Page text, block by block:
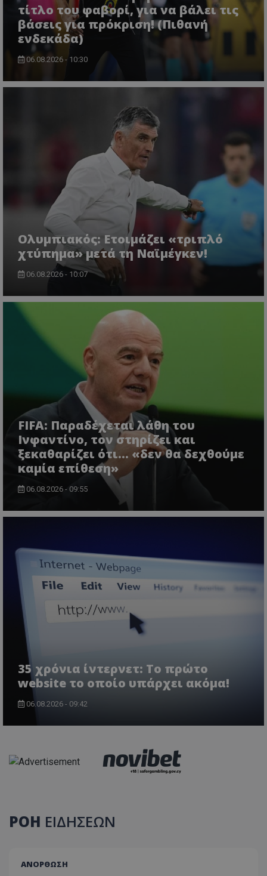
τίτλο του φαβορί, για να βάλει τις
βάσεις για πρόκριση! (Πιθανή
ενδεκάδα)
06.08.2026 - 10:30
Ολυμπιακός: Ετοιμάζει «τριπλό
χτύπημα» μετά τη Ναϊμέγκεν!
06.08.2026 - 10:07
FIFA: Παραδέχεται λάθη του
Ινφαντίνο, τον στηρίζει και
ξεκαθαρίζει ότι... «δεν θα δεχθούμε
καμία επίθεση»
06.08.2026 - 09:55
35 χρόνια ίντερνετ: Το πρώτο
website το οποίο υπάρχει ακόμα!
06.08.2026 - 09:42
ΡΟΗ ΕΙΔΗΣΕΩΝ
ΑΝΟΡΘΩΣΗ